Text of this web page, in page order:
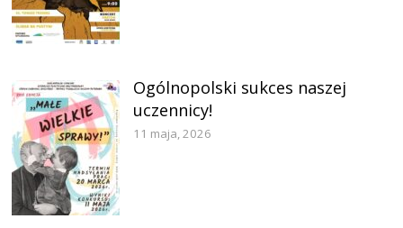
Ogólnopolski sukces naszej
uczennicy!
11 maja, 2026